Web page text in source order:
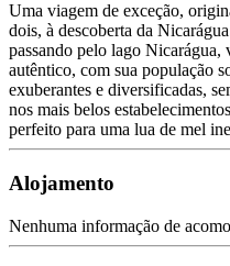
Uma viagem de exceção,
dois, à descoberta da
passando pelo lago Nicarágua,
autêntico, com sua população
exuberantes e diversificadas,
nos mais belos
perfeito para uma lua de mel
Alojamento
Nenhuma informação de